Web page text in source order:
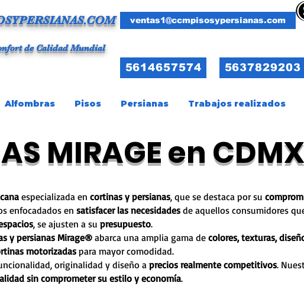
ventas1@ccmpisosypersianas.com
de Calidad Mundial
5614657574 5637829203
Alfombras Pisos Persianas Trabajos realizados
MIRAGE en CDMX
especializada en cortinas y persianas, que se destaca por su
enfocadados en satisfacer las necesidades de aquellos consumidores
, se ajusten a su presupuesto.
y persianas Mirage® abarca una amplia gama de colores, texturas,
motorizadas para mayor comodidad.
originalidad y diseño aprecios realmente competitivos.
sin comprometer su estilo y economía.